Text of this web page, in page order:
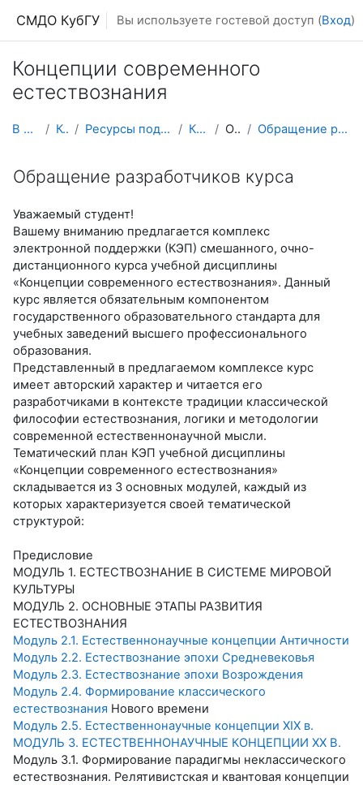
СМДО КубГУ Вы используете гостевой доступ (Вход)
Концепции современного
естествознания
В начало Курсы Ресурсы подразделений КубГУ КСЕ-соц Общее Обращение разработчиков курса
Обращение разработчиков курса
Уважаемый студент!
Вашему вниманию предлагается комплекс
электронной поддержки (КЭП) смешанного, очно-
дистанционного курса учебной дисциплины
«Концепции современного естествознания». Данный
курс является обязательным компонентом
государственного образовательного стандарта для
учебных заведений высшего профессионального
образования.
Представленный в предлагаемом комплексе курс
имеет авторский характер и читается его
разработчиками в контексте традиции классической
философии естествознания, логики и методологии
современной естественнонаучной мысли.
Тематический план КЭП учебной дисциплины
«Концепции современного естествознания»
складывается из 3 основных модулей, каждый из
которых характеризуется своей тематической
структурой:
Предисловие
МОДУЛЬ 1. ЕСТЕСТВОЗНАНИЕ В СИСТЕМЕ МИРОВОЙ
КУЛЬТУРЫ
МОДУЛЬ 2. ОСНОВНЫЕ ЭТАПЫ РАЗВИТИЯ
ЕСТЕСТВОЗНАНИЯ
Модуль 2.1. Естественнонаучные концепции Античности
Модуль 2.2. Естествознание эпохи Средневековья
Модуль 2.3. Естествознание эпохи Возрождения
Модуль 2.4. Формирование классического
естествознания Нового времени
Модуль 2.5. Естественнонаучные концепции ХIХ в.
МОДУЛЬ 3. ЕСТЕСТВЕННОНАУЧНЫЕ КОНЦЕПЦИИ ХХ В.
Модуль 3.1. Формирование парадигмы неклассического
естествознания. Релятивистская и квантовая концепции